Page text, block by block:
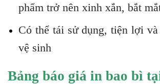
phẩm trở nên xinh xắn, bắt
Có thể tái sử dụng, tiện lợi
vệ sinh
Bảng báo giá in bao bì